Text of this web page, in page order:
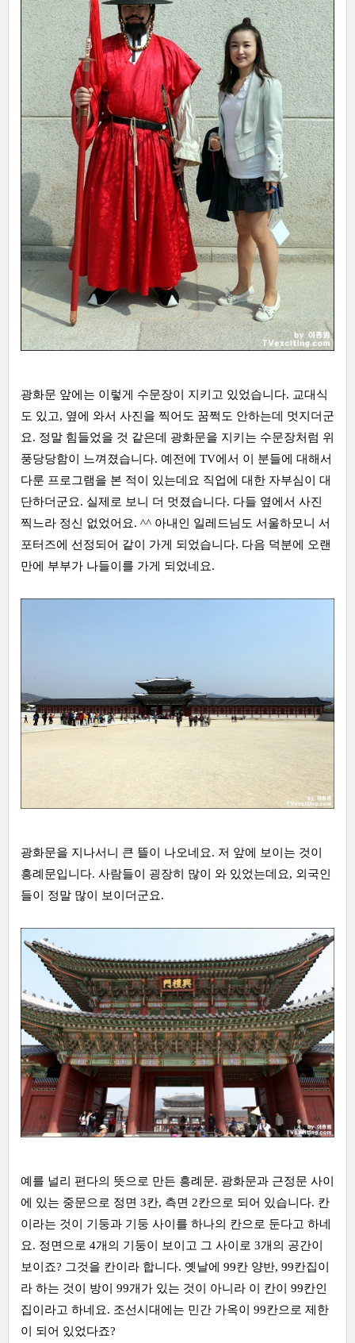
광화문 앞에는 이렇게 수문장이 지키고 있었습니다. 교대식
도 있고, 옆에 와서 사진을 찍어도 꿈쩍도 안하는데 멋지더군
요. 정말 힘들었을 것 같은데 광화문을 지키는 수문장처럼 위
풍당당함이 느껴졌습니다. 예전에 TV에서 이 분들에 대해서
다룬 프로그램을 본 적이 있는데요 직업에 대한 자부심이 대
단하더군요. 실제로 보니 더 멋졌습니다. 다들 옆에서 사진
찍느라 정신 없었어요. ^^ 아내인 일레드님도 서울하모니 서
포터즈에 선정되어 같이 가게 되었습니다. 다음 덕분에 오랜
만에 부부가 나들이를 가게 되었네요.
광화문을 지나서니 큰 뜰이 나오네요. 저 앞에 보이는 것이
흥례문입니다. 사람들이 굉장히 많이 와 있었는데요, 외국인
들이 정말 많이 보이더군요.
예를 널리 편다의 뜻으로 만든 흥례문. 광화문과 근정문 사이
에 있는 중문으로 정면 3칸, 측면 2칸으로 되어 있습니다. 칸
이라는 것이 기둥과 기둥 사이를 하나의 칸으로 둔다고 하네
요. 정면으로 4개의 기둥이 보이고 그 사이로 3개의 공간이
보이죠? 그것을 칸이라 합니다. 옛날에 99칸 양반, 99칸집이
라 하는 것이 방이 99개가 있는 것이 아니라 이 칸이 99칸인
집이라고 하네요. 조선시대에는 민간 가옥이 99칸으로 제한
이 되어 있었다죠?